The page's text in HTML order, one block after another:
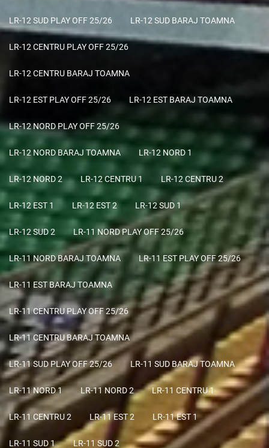
LR-12 SUD PLAY OFF 25/26 LR-12 SUD BARAJ TOAMNA
LR-12 CENTRU PLAY OFF 25/26
LR-12 CENTRU BARAJ TOAMNA
LR-12 EST PLAY OFF 25/26 LR-12 EST BARAJ TOAMNA
LR-12 NORD PLAY OFF 25/26
LR-12 NORD BARAJ TOAMNA LR-12 NORD 1
LR-12 NORD 2 LR-12 CENTRU 1 LR-12 CENTRU 2
LR-12 EST 1 LR-12 EST 2 LR-12 SUD 1
LR-12 SUD 2 LR-11 NORD PLAY OFF 25/26
LR-11 NORD BARAJ TOAMNA LR-11 EST PLAY OFF 25/26
LR-11 EST BARAJ TOAMNA
LR-11 CENTRU PLAY OFF 25/26
LR-11 CENTRU BARAJ TOAMNA
LR-11 SUD PLAY OFF 25/26 LR-11 SUD BARAJ TOAMNA
LR-11 NORD 1 LR-11 NORD 2 LR-11 CENTRU 1
LR-11 CENTRU 2 LR-11 EST 2 LR-11 EST 1
LR-11 SUD 1 LR-11 SUD 2